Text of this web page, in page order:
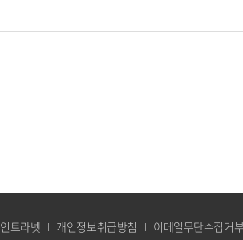
인트라넷 개인정보취급방침
이메일무단수집거부